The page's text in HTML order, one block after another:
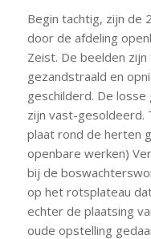
Begin tachtig, zijn de
door de afdeling
Zeist. De beelden
gezandstraald en
geschilderd. De
zijn vast-gesoldeerd.
plaat rond de herten
openbare werken)
bij de
op het rotsplateau
echter de plaatsing
oude opstelling